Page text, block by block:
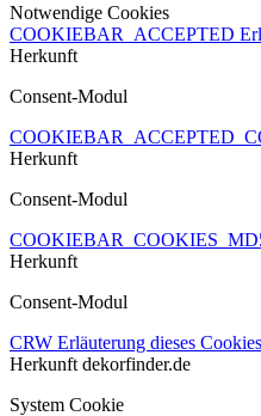
Notwendige Cookies
COOKIEBAR_ACCEPTED
Herkunft
Consent-Modul
Herkunft
Consent-Modul
Herkunft
Consent-Modul
CRW Erläuterung dieses Cookies
Herkunft dekorfinder.de
System Cookie